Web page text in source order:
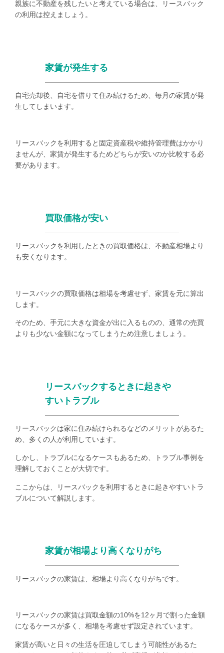
親族に不動産を残したいと考えている場合は、リースバック
の利用は控えましょう。
家賃が発生する
自宅売却後、自宅を借りて住み続けるため、毎月の家賃が発
生してしまいます。
リースバックを利用すると固定資産税や維持管理費はかかり
ませんが、家賃が発生するためどちらが安いのか比較する必
要があります。
買取価格が安い
リースバックを利用したときの買取価格は、不動産相場より
も安くなります。
リースバックの買取価格は相場を考慮せず、家賃を元に算出
します。
そのため、手元に大きな資金が出に入るものの、通常の売買
よりも少ない金額になってしまうため注意しましょう。
リースバックするときに起きや
すいトラブル
リースバックは家に住み続けられるなどのメリットがあるた
め、多くの人が利用しています。
しかし、トラブルになるケースもあるため、トラブル事例を
理解しておくことが大切です。
ここからは、リースバックを利用するときに起きやすいトラ
ブルについて解説します。
家賃が相場より高くなりがち
リースバックの家賃は、相場より高くなりがちです。
リースバックの家賃は買取金額の10%を12ヶ月で割った金額
になるケースが多く、相場を考慮せず設定されています。
家賃が高いと日々の生活を圧迫してしまう可能性があるた